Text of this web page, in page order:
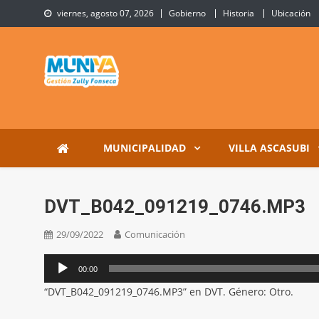
to
viernes, agosto 07, 2026 Gobierno Historia Ubicación
Municipalidad de Villa
MUNICIPALIDAD VILLA ASCASUBI
DVT_B042_091219_0746.MP3
29/09/2022 Comunicación
Reproductor
de
audio
00:00
“DVT_B042_091219_0746.MP3” en DVT. Género: Otro.